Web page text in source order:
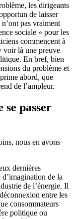
les dirigeants
de laisser
pas vraiment
sociale » pour les
commencent à
voir là une preuve
En bref, bien
du problème et
abord, que
de l’ampleur.
se passer
nous en avons
dernières
d’imagination de la
de l’énergie. Il
entre les
consommateurs
politique ou